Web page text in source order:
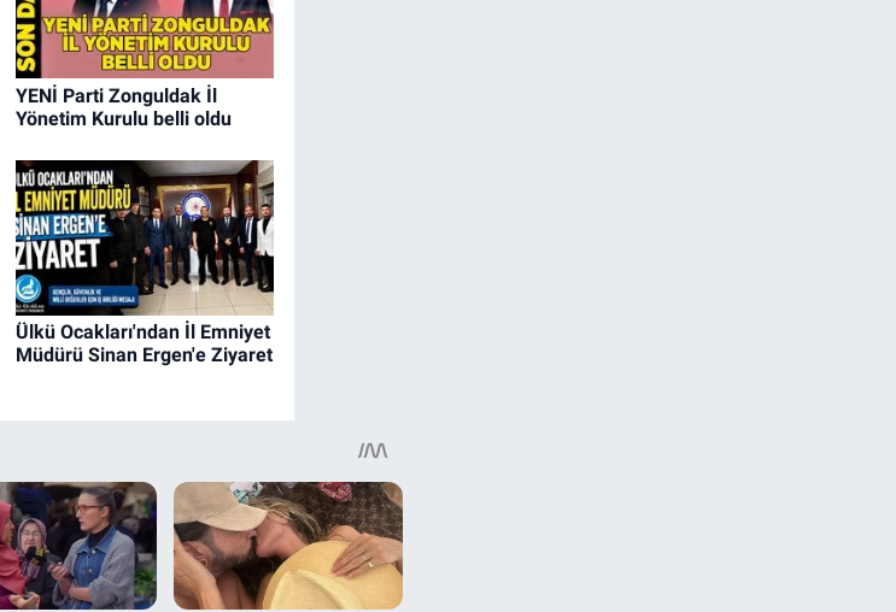
YENİ Parti Zonguldak İl
Yönetim Kurulu belli oldu
Ülkü Ocakları'ndan İl Emniyet
Müdürü Sinan Ergen'e Ziyaret